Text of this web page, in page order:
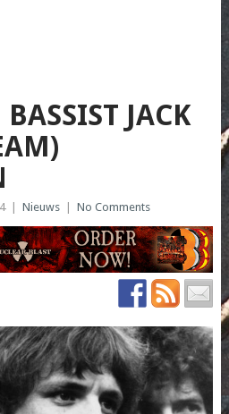
JACK
Nieuws No Comments